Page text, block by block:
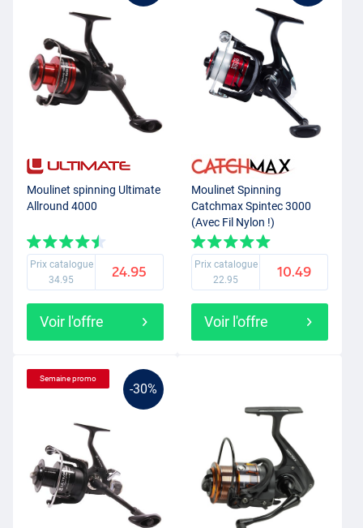
Moulinet spinning Ultimate
Allround 4000
Prix catalogue
34.95
24.95
Voir l'offre
Moulinet Spinning
Catchmax Spintec 3000
(Avec Fil Nylon !)
Prix catalogue
22.95
10.49
Voir l'offre
-30%
Semaine promo